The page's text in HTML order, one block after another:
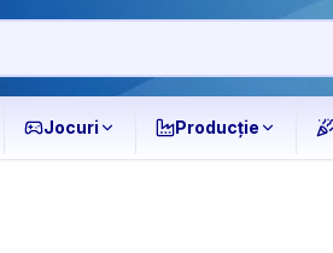
Jocuri Producție